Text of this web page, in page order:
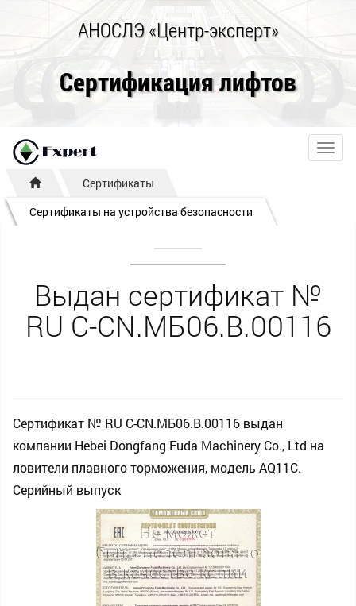
АНОСЛЭ «Центр-эксперт»
Сертификация лифтов
Сертификаты
Сертификаты на устройства безопасности
Выдан сертификат №
RU С-CN.МБ06.B.00116
Сертификат № RU С-CN.МБ06.B.00116 выдан
компании Hebei Dongfang Fuda Machinery Co., Ltd на
ловители плавного торможения, модель AQ11C.
Серийный выпуск